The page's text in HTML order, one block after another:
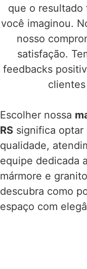
que o resultado
você imaginou.
nosso
satisfação.
feedbacks
Escolher nossa
RS significa optar
qualidade,
equipe dedicada
mármore e
descubra como
espaço com